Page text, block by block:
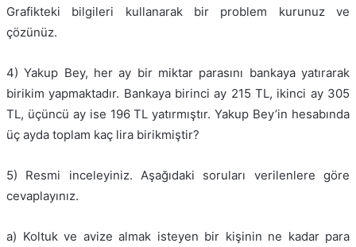
Grafikteki bilgileri kullanarak bir problem kurunuz ve
çözünüz.
4) Yakup Bey, her ay bir miktar parasını bankaya yatırarak
birikim yapmaktadır. Bankaya birinci ay 215 TL, ikinci ay 305
TL, üçüncü ay ise 196 TL yatırmıştır. Yakup Bey’in hesabında
üç ayda toplam kaç lira birikmiştir?
5) Resmi inceleyiniz. Aşağıdaki soruları verilenlere göre
cevaplayınız.
a) Koltuk ve avize almak isteyen bir kişinin ne kadar para